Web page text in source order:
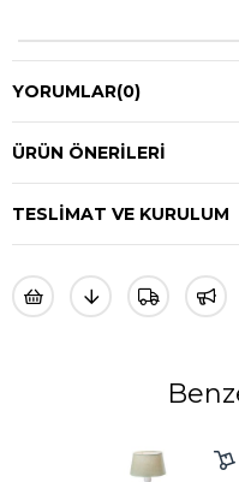
YORUMLAR(0)
ÜRÜN ÖNERILERI
TESLIMAT VE KURULUM